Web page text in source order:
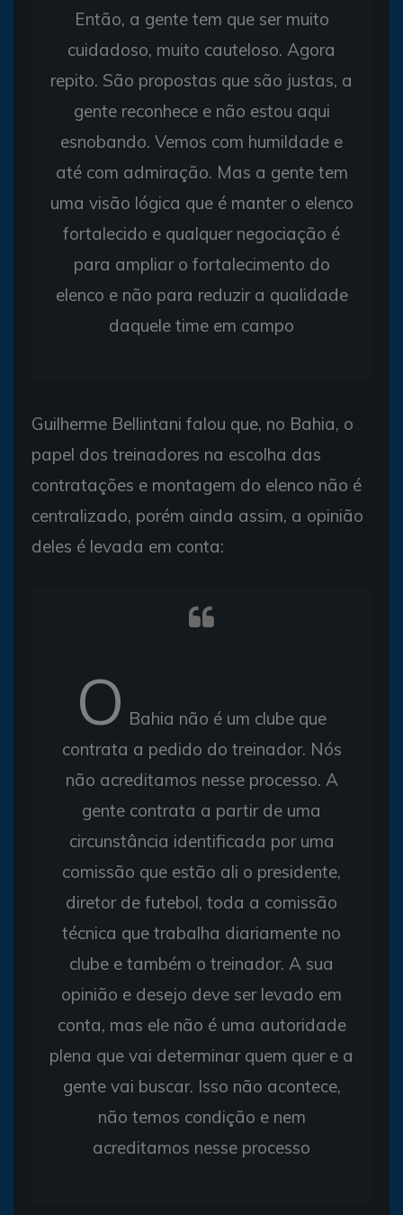
Então, a gente tem que ser muito
cuidadoso, muito cauteloso. Agora
repito. São propostas que são justas, a
gente reconhece e não estou aqui
esnobando. Vemos com humildade e
até com admiração. Mas a gente tem
uma visão lógica que é manter o elenco
fortalecido e qualquer negociação é
para ampliar o fortalecimento do
elenco e não para reduzir a qualidade
daquele time em campo
Guilherme Bellintani falou que, no Bahia, o
papel dos treinadores na escolha das
contratações e montagem do elenco não é
centralizado, porém ainda assim, a opinião
deles é levada em conta:
O Bahia não é um clube que
contrata a pedido do treinador. Nós
não acreditamos nesse processo. A
gente contrata a partir de uma
circunstância identificada por uma
comissão que estão ali o presidente,
diretor de futebol, toda a comissão
técnica que trabalha diariamente no
clube e também o treinador. A sua
opinião e desejo deve ser levado em
conta, mas ele não é uma autoridade
plena que vai determinar quem quer e a
gente vai buscar. Isso não acontece,
não temos condição e nem
acreditamos nesse processo